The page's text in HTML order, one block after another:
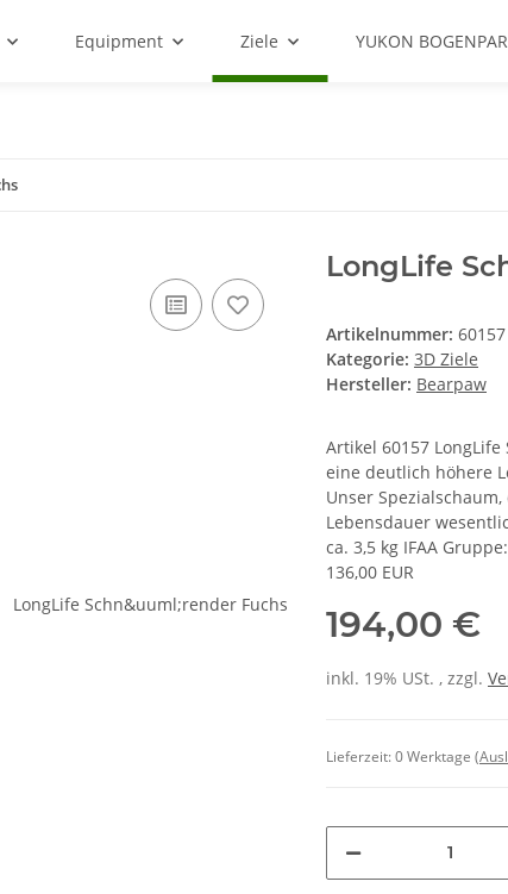
Equipment Ziele YUKON
LongLife
Artikelnummer: 60157
Kategorie: 3D Ziele
Hersteller: Bearpaw
Artikel 60157
eine deutlich höhere
Unser
Lebensdauer
ca. 3,5 kg IFAA
136,00 EUR
194,00 €
inkl. 19% USt. , zzgl.
Lieferzeit:0 Werktage